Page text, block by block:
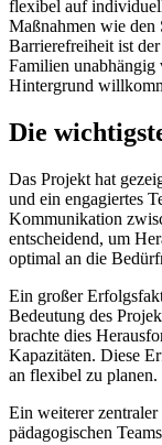
flexibel auf
Maßnahmen wie
Barrierefreiheit ist
Familien
Hintergrund
Die
Das Projekt hat
und ein engagiertes
Kommunikation
entscheidend, um
optimal an die
Ein großer
Bedeutung des
brachte dies
Kapazitäten. Diese
an flexibel zu planen.
Ein weiterer zentraler
pädagogischen